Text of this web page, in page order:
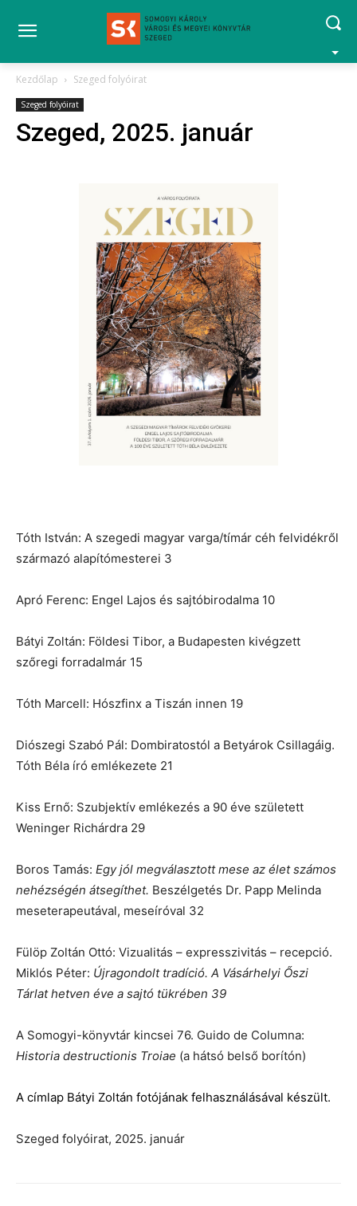
Kezdőlap Szeged folyóirat
Szeged folyóirat
Szeged, 2025. január
Tóth István: A szegedi magyar varga/tímár céh felvidékről
származó alapítómesterei 3
Apró Ferenc: Engel Lajos és sajtóbirodalma 10
Bátyi Zoltán: Földesi Tibor, a Budapesten kivégzett
szőregi forradalmár 15
Tóth Marcell: Hószfinx a Tiszán innen 19
Diószegi Szabó Pál: Dombiratostól a Betyárok Csillagáig.
Tóth Béla író emlékezete 21
Kiss Ernő: Szubjektív emlékezés a 90 éve született
Weninger Richárdra 29
Boros Tamás: Egy jól megválasztott mese az élet számos
nehézségén átsegíthet. Beszélgetés Dr. Papp Melinda
meseterapeutával, meseíróval 32
Fülöp Zoltán Ottó: Vizualitás – expresszivitás – recepció.
Miklós Péter: Újragondolt tradíció. A Vásárhelyi Őszi
Tárlat hetven éve a sajtó tükrében 39
A Somogyi-könyvtár kincsei 76. Guido de Columna:
Historia destructionis Troiae (a hátsó belső borítón)
A címlap Bátyi Zoltán fotójának felhasználásával készült.
Szeged folyóirat, 2025. január